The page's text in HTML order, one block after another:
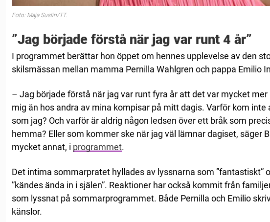
Foto: Maja Suslin/TT.
”Jag började förstå när jag var runt 4 år”
I programmet berättar hon öppet om hennes upplevelse av den
skilsmässan mellan mamma Pernilla Wahlgren och pappa Emilio
– Jag började förstå när jag var runt fyra år att det var mycket
mig än hos andra av mina kompisar på mitt dagis. Varför kom inte
som jag? Och varför är aldrig någon ledsen över ett bråk som
hemma? Eller som kommer ske när jag väl lämnar dagiset, säger
mycket annat, i programmet.
Det intima sommarpratet hyllades av lyssnarna som ”fantastiskt”
”kändes ända in i själen”. Reaktioner har också kommit från
som lyssnat på sommarprogrammet. Både Pernilla och Emilio
känslor.